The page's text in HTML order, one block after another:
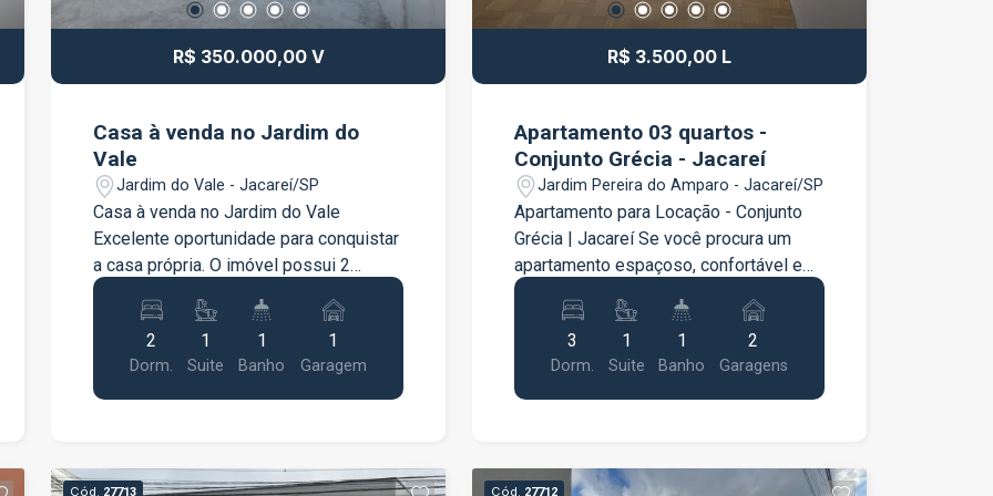
acabamento e a distribuição dos
informações e agende uma visita para
R$ 350.000,00 V
Casa à venda no Jardim do
Vale
Jardim do Vale - Jacareí/SP
Casa à venda no Jardim do Vale
Excelente oportunidade para conquistar
a casa própria. O imóvel possui 2
quartos, sendo 1 suíte, sala, cozinha,
banheiro social e 1 vaga de garagem. A
obra está evoluindo a cada dia,
valorizando ainda mais o imóvel. Rua
com poucos moradores e ambiente
350.000,00, válido somente neste mês.
2
Dorm.
1
Suite
1
Banho
1
Garagem
R$ 3.500,00 L
Apartamento 03 quartos -
Conjunto Grécia - Jacareí
Jardim Pereira do Amparo - Jacareí/SP
Apartamento para Locação - Conjunto
Grécia | Jacareí Se você procura um
apartamento espaçoso, confortável e
muito bem localizado, esta é a
oportunidade ideal! Com 119 m² de
área privativa, este imóvel oferece
ambientes amplos, excelente
distribuição dos cômodos e toda a
dormitórios, sendo 1 suíte Sala ampla,
3
Dorm.
1
Suite
1
Banho
2
Garagens
Cód. 27713 Cód. 27712